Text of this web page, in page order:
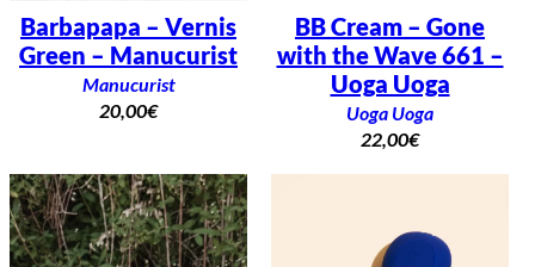
Barbapapa – Vernis
Green – Manucurist
Manucurist
20,00€
BB Cream – Gone
with the Wave 661 –
Uoga Uoga
Uoga Uoga
22,00€